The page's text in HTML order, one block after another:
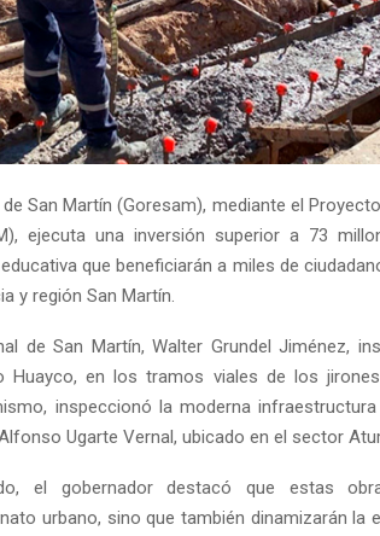
San Martín (Goresam), mediante el
ejecuta una inversión superior a 73
que beneficiarán a miles de
y región San Martín.
de San Martín, Walter Grundel Jiménez,
Huayco, en los tramos viales de los
inspeccionó la moderna
Ugarte Vernal, ubicado en el sector
el gobernador destacó que estas
urbano, sino que también dinamizarán la